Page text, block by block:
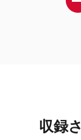
収録